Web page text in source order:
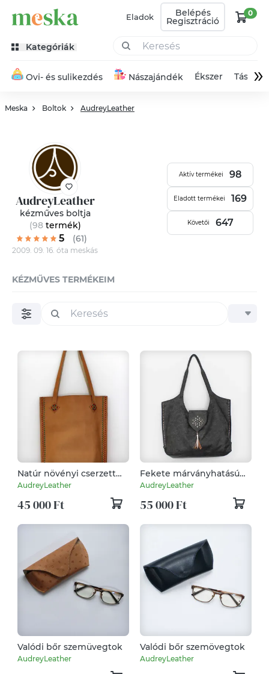
Eladok Belépés
Regisztráció
0
Kategóriák
Ovi- és sulikezdés Nászajándék Ékszer Táska»
Meska Boltok AudreyLeather
AudreyLeather
kézműves boltja
(98termék)
5 (61)
2009. 09. 16. óta meskás
Aktív termékei 98
Eladott termékei 169
Követői 647
KÉZMŰVES TERMÉKEIM
Natúr növényi cserzett
bőr hobo táska – időtálló
bohém karakterrel
AudreyLeather
45 000 Ft
Fekete márványhatású
bőr hobo táska
AudreyLeather
55 000 Ft
Valódi bőr szemüvegtok
AudreyLeather
Valódi bőr szemövegtok
AudreyLeather